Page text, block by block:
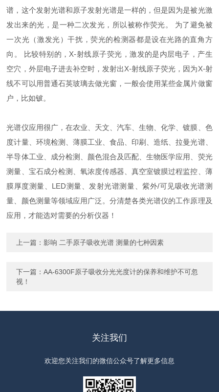
谱，这个发射光谱和原子发射光谱是一样的，但是因为是被光激
发出来的光，是一种二次发光，所以被称作荧光。 为了避免被
一次光（激发光）干扰，荧光的检测器都是设在光路的直角方
向。 比较特别的，X-射线原子荧光，激发的是内层电子，产生
空穴，外层电子进去补空时，发射出X-射线原子荧光，因为X-射
线不可以用普通石英玻璃去做光窗，一般会使用某些金属片做窗
户，比如铍。
光谱仪应用很广，在农业、天文、汽车、生物、化学、镀膜、色
度计量、环境检测、薄膜工业、食品、印刷、造纸、拉曼光谱、
半导体工业、成分检测、颜色混合及匹配、生物医学应用、荧光
测量、宝石成分检测、氧浓度传感器、真空室镀膜过程监控、薄
膜厚度测量、LED测量、发射光谱测量、紫外/可见吸收光谱测
量、颜色测量等领域应用广泛。分清楚各类光谱仪的工作原理及
应用，才能选对需要的分析仪器！
上一篇：影响 二手原子吸收光谱 测量的七种因素
下一篇：AA-6300F原子吸收分光光度计的保养和维护不可忽
视！
关注我们
欢迎您关注我们的微信公众号了解更多信息